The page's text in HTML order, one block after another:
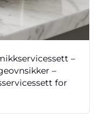
–
–
for